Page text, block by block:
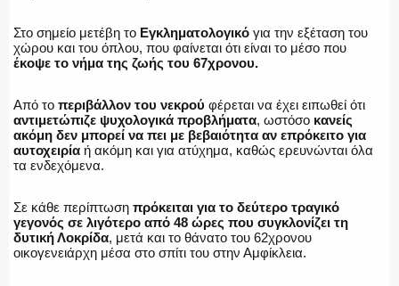
ΕΚΑΒ
Στο σημείο μετέβη το Εγκληματολογικό για την εξέταση του
χώρου και του όπλου, που φαίνεται ότι είναι το μέσο που
έκοψε το νήμα της ζωής του 67χρονου.
Από το περιβάλλον του νεκρού φέρεται να έχει ειπωθεί ότι
αντιμετώπιζε ψυχολογικά προβλήματα, ωστόσο κανείς
ακόμη δεν μπορεί να πει με βεβαιότητα αν επρόκειτο για
αυτοχειρία ή ακόμη και για ατύχημα, καθώς ερευνώνται όλα
τα ενδεχόμενα.
Σε κάθε περίπτωση πρόκειται για το δεύτερο τραγικό
γεγονός σε λιγότερο από 48 ώρες που συγκλονίζει τη
δυτική Λοκρίδα, μετά και το θάνατο του 62χρονου
οικογενειάρχη μέσα στο σπίτι του στην Αμφίκλεια.